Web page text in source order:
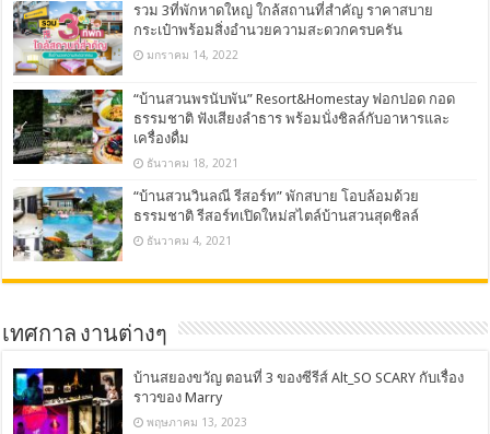
รวม 3ที่พักหาดใหญ่ ใกล้สถานที่สำคัญ ราคาสบาย
กระเป๋าพร้อมสิ่งอำนวยความสะดวกครบครัน
มกราคม 14, 2022
“บ้านสวนพรนับพัน” Resort&Homestay ฟอกปอด กอด
ธรรมชาติ ฟังเสียงลำธาร พร้อมนั่งชิลล์กับอาหารและ
เครื่องดื่ม
ธันวาคม 18, 2021
“บ้านสวนวินลณี รีสอร์ท” พักสบาย โอบล้อมด้วย
ธรรมชาติ รีสอร์ทเปิดใหม่สไตล์บ้านสวนสุดชิลล์
ธันวาคม 4, 2021
เทศกาล งานต่างๆ
บ้านสยองขวัญ ตอนที่ 3 ของซีรีส์ Alt_SO SCARY กับเรื่อง
ราวของ Marry
พฤษภาคม 13, 2023